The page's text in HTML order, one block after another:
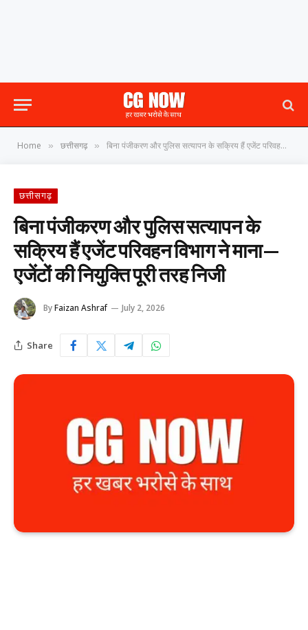
Home » छत्तीसगढ़ » बिना पंजीकरण और पुलिस सत्यापन के सक्रिय हैं एजेंट परिवहन विभाग ने माना—एजेंटों की नियुक्ति पूरी तरह निजी
छत्तीसगढ़
बिना पंजीकरण और पुलिस सत्यापन के
सक्रिय हैं एजेंट परिवहन विभाग ने माना—
एजेंटों की नियुक्ति पूरी तरह निजी
ByFaizan Ashraf July 2, 2026
Share